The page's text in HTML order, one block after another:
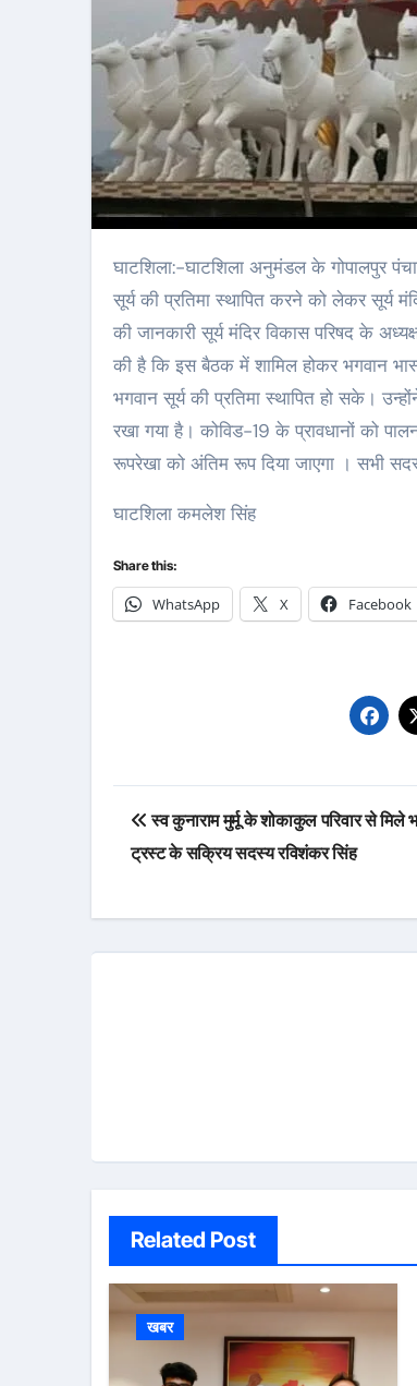
घाटशिला:-घाटशिला अनुमंडल के गोपालपुर पंचायत के पीएचडी कार्यालय के समीप स्वर्णरेखा नदी घाट पर नव निर्माण सूर्य मंदिर परिसर में भगवान
सूर्य की प्रतिमा स्थापित करने को लेकर सूर्य
की जानकारी सूर्य मंदिर विकास परिषद के
की है कि इस बैठक में शामिल होकर भगवान
भगवान सूर्य की प्रतिमा स्थापित हो सके।
रखा गया है। कोविड-19 के प्रावधानों को
रूपरेखा को अंतिम रूप दिया जाएगा । सभी
घाटशिला कमलेश सिंह
Share this:
WhatsApp X Facebook
Post
navigation
स्व कुनाराम मुर्मू के शोकाकुल परिवार से
ट्रस्ट के सक्रिय सदस्य रविशंकर सिंह
Related Post
खबर